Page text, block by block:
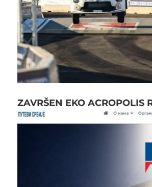
ZAVRŠEN EKO ACROPOLIS